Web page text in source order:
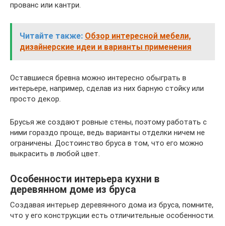
прованс или кантри.
Читайте также: Обзор интересной мебели,
дизайнерские идеи и варианты применения
Оставшиеся бревна можно интересно обыграть в
интерьере, например, сделав из них барную стойку или
просто декор.
Брусья же создают ровные стены, поэтому работать с
ними гораздо проще, ведь варианты отделки ничем не
ограничены. Достоинство бруса в том, что его можно
выкрасить в любой цвет.
Особенности интерьера кухни в
деревянном доме из бруса
Создавая интерьер деревянного дома из бруса, помните,
что у его конструкции есть отличительные особенности.